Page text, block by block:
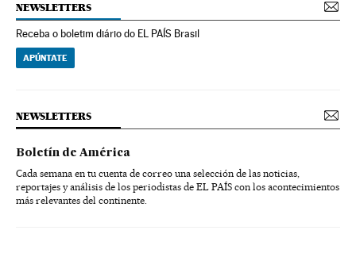
NEWSLETTERS
Receba o boletim diário do EL PAÍS Brasil
APÚNTATE
NEWSLETTERS
Boletín de América
Cada semana en tu cuenta de correo una selección de las noticias,
reportajes y análisis de los periodistas de EL PAÍS con los acontecimientos
más relevantes del continente.